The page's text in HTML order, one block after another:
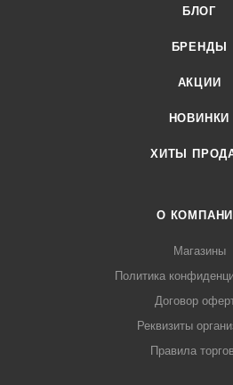
БЛОГ
БРЕНДЫ
АКЦИИ
НОВИНКИ
ХИТЫ
О
Магазины
Политика
Договор
Реквизиты
Правила